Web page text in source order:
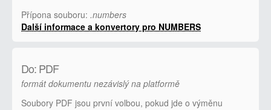
Přípona souboru: .numbers
Další informace a konvertory pro NUMBERS
Do: PDF
formát dokumentu nezávislý na platformě
Soubory PDF jsou první volbou, pokud jde o výměnu